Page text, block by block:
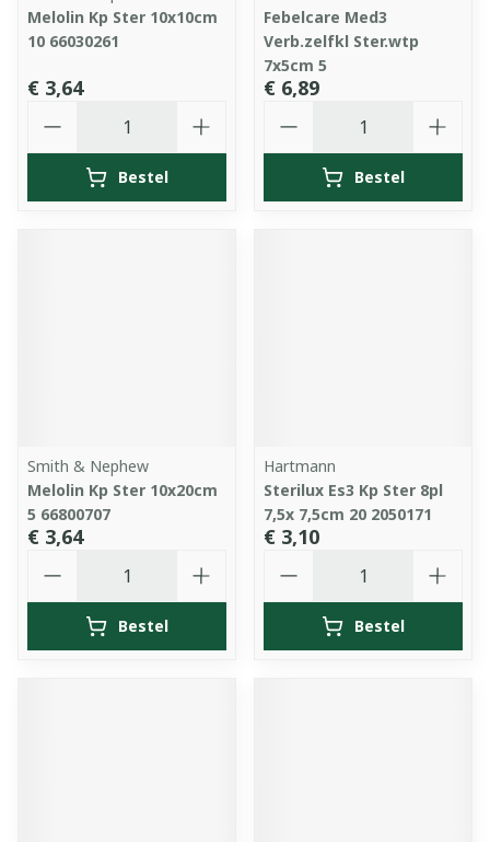
Melolin Kp Ster 10x10cm
10 66030261
€ 3,64
Bestel
Febelcare Med3
Verb.zelfkl Ster.wtp
7x5cm 5
€ 6,89
Bestel
Smith & Nephew
Melolin Kp Ster 10x20cm
5 66800707
€ 3,64
Bestel
Hartmann
Sterilux Es3 Kp Ster 8pl
7,5x 7,5cm 20 2050171
€ 3,10
Bestel